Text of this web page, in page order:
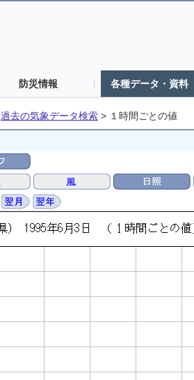
防災情報 各種データ・資料
過去の気象データ検索 > １時間ごとの値